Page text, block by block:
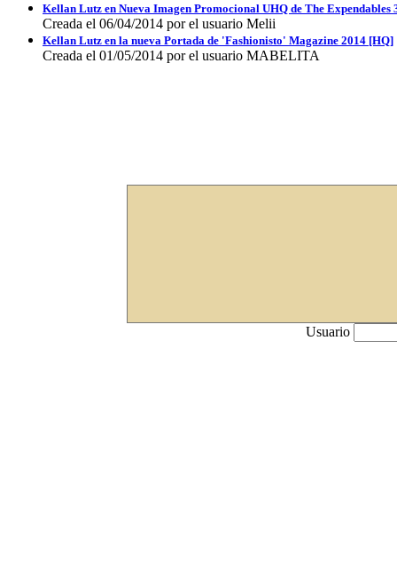
Kellan Lutz en Nueva Imagen Promocional UHQ de The Expendables
Creada el 06/04/2014 por el usuario Melii
Kellan Lutz en la nueva Portada de 'Fashionisto' Magazine 2014 [HQ]
Creada el 01/05/2014 por el usuario MABELITA
Usuario